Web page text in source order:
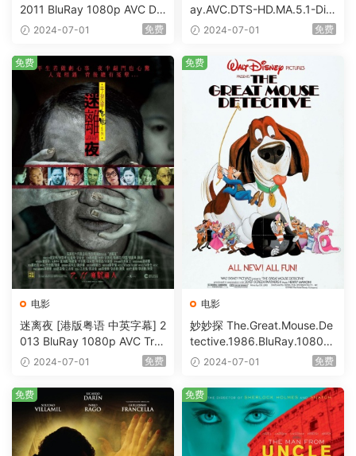
2011 BluRay 1080p AVC DT
S-HD MA5.1-shhaclm@CHD
2024-07-01 免费
ay.AVC.DTS-HD.MA.5.1-DiY
@HDHome [BDISO 19.7GB]
2024-07-01 免费
电影
迷离夜 [港版粤语 中英字幕] 2
013 BluRay 1080p AVC Tru
eHD5.1 [BDISO 22.64GB]
2024-07-01 免费
免费
电影
妙妙探 The.Great.Mouse.De
tective.1986.BluRay.1080p.
AVC.DTS-HD.MA.5.1-HDHo
2024-07-01 免费
免费
免费 免费